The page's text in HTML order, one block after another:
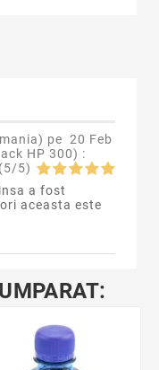
pe 20 Feb
HP 300) :
(5/5)
a fost
aceasta este